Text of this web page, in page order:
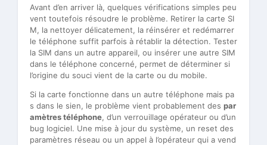
Avant d’en arriver là, quelques vérifications simples peu
vent toutefois résoudre le problème. Retirer la carte SI
M, la nettoyer délicatement, la réinsérer et redémarrer
le téléphone suffit parfois à rétablir la détection. Tester
la SIM dans un autre appareil, ou insérer une autre SIM
dans le téléphone concerné, permet de déterminer si
l’origine du souci vient de la carte ou du mobile.
Si la carte fonctionne dans un autre téléphone mais pa
s dans le sien, le problème vient probablement des par
amètres téléphone, d’un verrouillage opérateur ou d’un
bug logiciel. Une mise à jour du système, un reset des
paramètres réseau ou un appel à l’opérateur qui a vend